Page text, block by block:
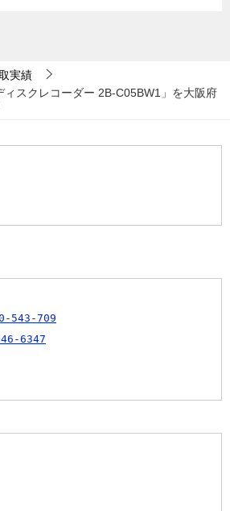
実績
ィスクレコーダー 2B-C05BW1」を大阪府
543-709
6347